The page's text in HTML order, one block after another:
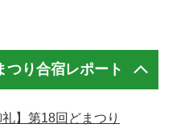
つり合宿レポート
礼】第18回どまつり